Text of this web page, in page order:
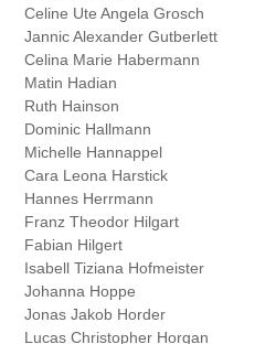
Celine Ute Angela Grosch
Jannic Alexander Gutberlett
Celina Marie Habermann
Matin Hadian
Ruth Hainson
Dominic Hallmann
Michelle Hannappel
Cara Leona Harstick
Hannes Herrmann
Franz Theodor Hilgart
Fabian Hilgert
Isabell Tiziana Hofmeister
Johanna Hoppe
Jonas Jakob Horder
Lucas Christopher Horgan